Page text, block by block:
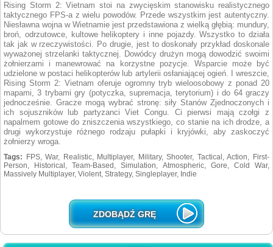
Rising Storm 2: Vietnam stoi na zwycięskim stanowisku realistycznego
taktycznego FPS-a z wielu powodów. Przede wszystkim jest autentyczny.
Niesławna wojna w Wietnamie jest przedstawiona z wielką głębią: mundury,
broń, odrzutowce, kultowe helikoptery i inne pojazdy. Wszystko to działa
tak jak w rzeczywistości. Po drugie, jest to doskonały przykład doskonale
wyważonej strzelanki taktycznej. Dowódcy drużyn mogą dowodzić swoimi
żołnierzami i manewrować na korzystne pozycje. Wsparcie może być
udzielone w postaci helikopterów lub artylerii osłaniającej ogień. I wreszcie,
Rising Storm 2: Vietnam oferuje ogromny tryb wieloosobowy z ponad 20
mapami, 3 trybami gry (potyczka, supremacja, terytorium) i do 64 graczy
jednocześnie. Gracze mogą wybrać stronę: siły Stanów Zjednoczonych i
ich sojuszników lub partyzanci Viet Congu. Ci pierwsi mają czołgi z
napalmem gotowe do zniszczenia wszystkiego, co stanie na ich drodze, a
drugi wykorzystuje różnego rodzaju pułapki i kryjówki, aby zaskoczyć
żołnierzy wroga.
Tags: FPS, War, Realistic, Multiplayer, Military, Shooter, Tactical, Action, First-
Person, Historical, Team-Based, Simulation, Atmospheric, Gore, Cold War,
Massively Multiplayer, Violent, Strategy, Singleplayer, Indie
ZDOBĄDŹ GRĘ